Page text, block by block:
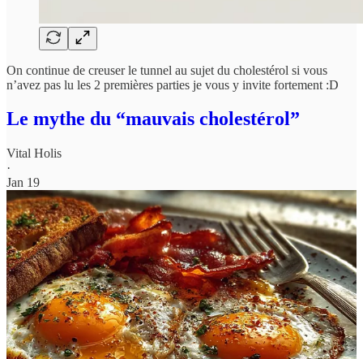
On continue de creuser le tunnel au sujet du cholestérol si vous
n’avez pas lu les 2 premières parties je vous y invite fortement :D
Le mythe du “mauvais cholestérol”
Vital Holis
·
Jan 19